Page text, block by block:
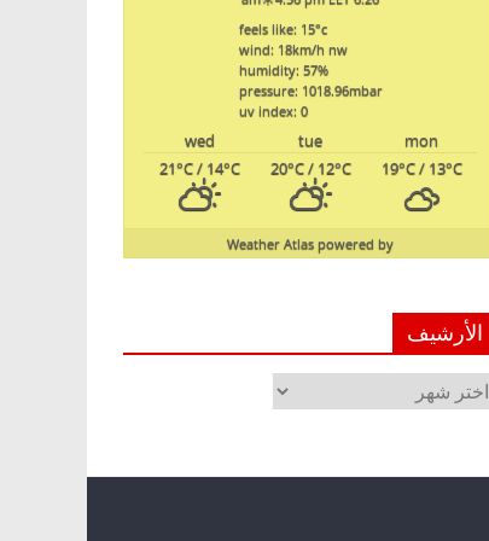
feels like: 15°c
wind: 18km/h nw
humidity: 57%
pressure: 1018.96mbar
uv index: 0
mon
tue
wed
19°C/ 13°C
20°C/ 12°C
21°C/ 14°C
powered by
Weather Atlas
الأرشيف
الأرشيف